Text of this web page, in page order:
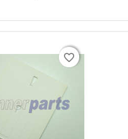
favorite_border
favorite_border